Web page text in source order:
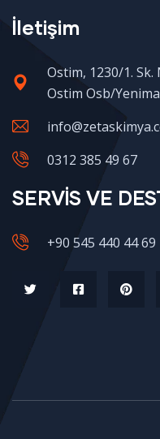
İletişim
Ostim, 1230/1. Sk.
Ostim Osb/
0312 385 49 67
SERVİS VE
+90 545 440 44 69